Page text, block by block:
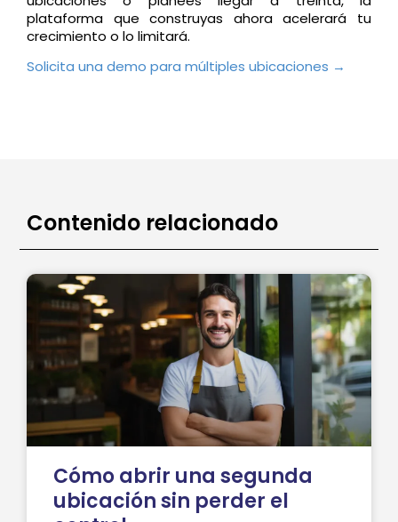
plataforma que construyas ahora acelerará tu
crecimiento o lo limitará.
Solicita una demo para múltiples ubicaciones →
Contenido relacionado
Cómo abrir una segunda
ubicación sin perder el